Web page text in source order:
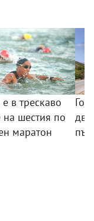
в трескаво
на шестия по
маратон